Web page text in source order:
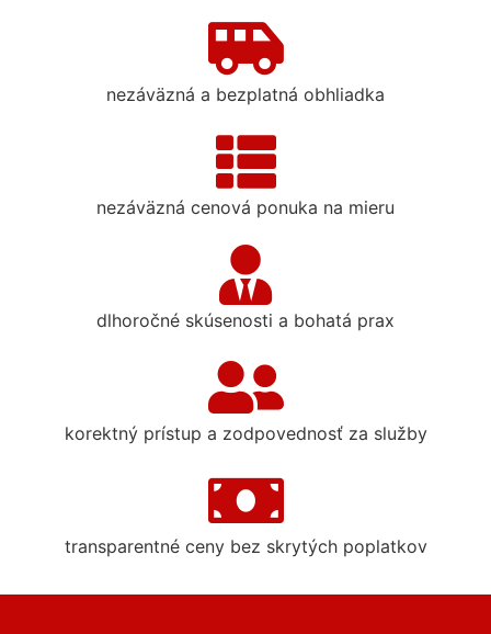
nezáväzná a bezplatná obhliadka
nezáväzná cenová ponuka na mieru
dlhoročné skúsenosti a bohatá prax
korektný prístup a zodpovednosť za služby
transparentné ceny bez skrytých poplatkov